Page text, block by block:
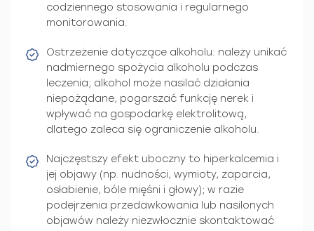
codziennego stosowania i regularnego
monitorowania.
Ostrzeżenie dotyczące alkoholu: należy unikać
nadmiernego spożycia alkoholu podczas
leczenia; alkohol może nasilać działania
niepożądane, pogarszać funkcję nerek i
wpływać na gospodarkę elektrolitową,
dlatego zaleca się ograniczenie alkoholu.
Najczęstszy efekt uboczny to hiperkalcemia i
jej objawy (np. nudności, wymioty, zaparcia,
osłabienie, bóle mięśni i głowy); w razie
podejrzenia przedawkowania lub nasilonych
objawów należy niezwłocznie skontaktować